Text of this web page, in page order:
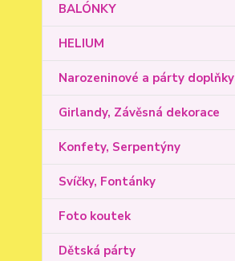
BALÓNKY
HELIUM
Narozeninové a párty doplňky
Girlandy, Závěsná dekorace
Konfety, Serpentýny
Svíčky, Fontánky
Foto koutek
Dětská párty